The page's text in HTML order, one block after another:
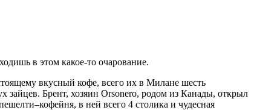
в этом какое-то очарование.
вкусный кофе, всего их в Милане шесть
зайцев. Брент, хозяин Orsonero, родом из Канады, открыл
в ней всего 4 столика и чудесная